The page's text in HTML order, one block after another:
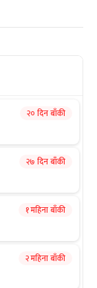
२० दिन बाँकी
२७ दिन बाँकी
१ महिना बाँकी
२ महिना बाँकी